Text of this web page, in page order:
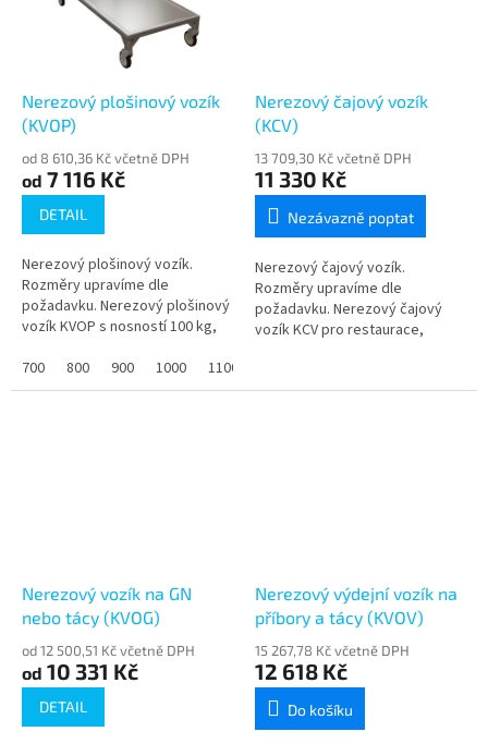
Nerezový plošinový vozík
(KVOP)
od 8 610,36 Kč včetně DPH
od 7 116 Kč
DETAIL
Nerezový plošinový vozík.
Rozměry upravíme dle
požadavku. Nerezový plošinový
vozík KVOP s nosností 100 kg,
kolečky Ø 100 mm se 2
brzdami....
700 800 900 1000 1100
Nerezový čajový vozík
(KCV)
13 709,30 Kč včetně DPH
11 330 Kč
Nezávazně poptat
Nerezový čajový vozík.
Rozměry upravíme dle
požadavku. Nerezový čajový
vozík KCV pro restaurace,
rozměry lze...
Nerezový vozík na GN
nebo tácy (KVOG)
od 12 500,51 Kč včetně DPH
od 10 331 Kč
DETAIL
Nerezový výdejní vozík na
příbory a tácy (KVOV)
15 267,78 Kč včetně DPH
12 618 Kč
Do košíku